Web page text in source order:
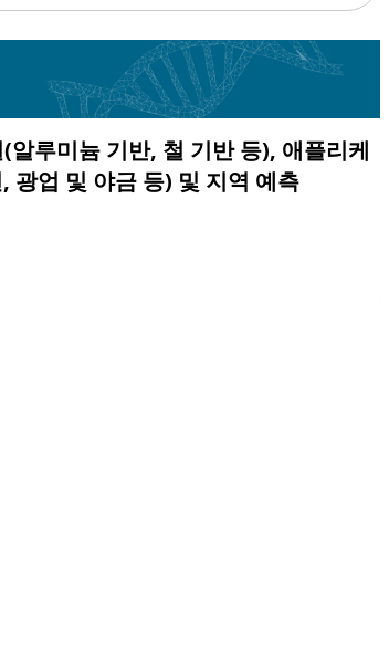
루미늄 기반, 철 기반 등), 애플리케
광업 및 야금 등) 및 지역 예측